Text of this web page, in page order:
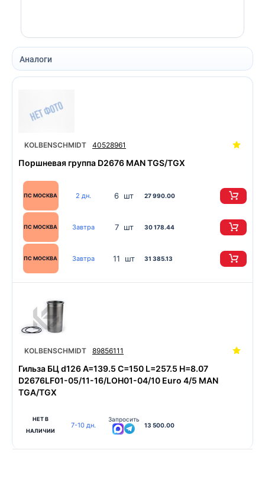
Аналоги
KOLBENSCHMIDT 40528961
Поршневая группа D2676 MAN TGS/TGX
ПС МОСКВА 2 дн. 6 шт 27 990.00
ПС МОСКВА Завтра 7 шт 30 178.44
ПС МОСКВА Завтра 11 шт 31 385.13
KOLBENSCHMIDT 89856111
Гильза БЦ d126 A=139.5 C=150 L=257.5 H=8.07
D2676LF01-05/11-16/LOH01-04/10 Euro 4/5 MAN
TGA/TGX
НЕТ В
НАЛИЧИИ
7-10 дн.
Запросить
13 500.00